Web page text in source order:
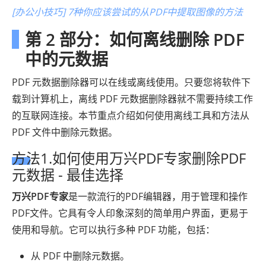
[办公小技巧] 7种你应该尝试的从PDF中提取图像的方法
第 2 部分：如何离线删除 PDF
中的元数据
PDF 元数据删除器可以在线或离线使用。只要您将软件下
载到计算机上，离线 PDF 元数据删除器就不需要持续工作
的互联网连接。本节重点介绍如何使用离线工具和方法从
PDF 文件中删除元数据。
方法1.如何使用万兴PDF专家删除PDF
元数据 - 最佳选择
万兴PDF专家是一款流行的PDF编辑器，用于管理和操作
PDF文件。它具有令人印象深刻的简单用户界面，更易于
使用和导航。它可以执行多种 PDF 功能，包括：
从 PDF 中删除元数据。